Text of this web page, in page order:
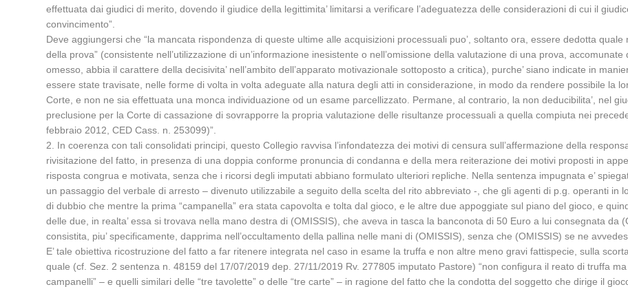
effettuata dai giudici di merito, dovendo il giudice della legittimita’ limitarsi a verificare l’adeguatezza delle considerazioni di cui il
convincimento”.
Deve aggiungersi che “la mancata rispondenza di queste ultime alle acquisizioni processuali puo’, soltanto ora, essere dedotta
della prova” (consistente nell’utilizzazione di un’informazione inesistente o nell’omissione della valutazione di una prova,
omesso, abbia il carattere della decisivita’ nell’ambito dell’apparato motivazionale sottoposto a critica), purche’ siano indicate in
essere state travisate, nelle forme di volta in volta adeguate alla natura degli atti in considerazione, in modo da rendere possibile la
Corte, e non ne sia effettuata una monca individuazione od un esame parcellizzato. Permane, al contrario, la non deducibilita’, nel
preclusione per la Corte di cassazione di sovrapporre la propria valutazione delle risultanze processuali a quella compiuta nei
febbraio 2012, CED Cass. n. 253099)”.
2. In coerenza con tali consolidati principi, questo Collegio ravvisa l’infondatezza dei motivi di censura sull’affermazione della
rivisitazione del fatto, in presenza di una doppia conforme pronuncia di condanna e della mera reiterazione dei motivi proposti in
risposta congrua e motivata, senza che i ricorsi degli imputati abbiano formulato ulteriori repliche. Nella sentenza impugnata e’
un passaggio del verbale di arresto – divenuto utilizzabile a seguito della scelta del rito abbreviato -, che gli agenti di p.g. operanti in
di dubbio che mentre la prima “campanella” era stata capovolta e tolta dal gioco, e le altre due appoggiate sul piano del gioco, e
delle due, in realta’ essa si trovava nella mano destra di (OMISSIS), che aveva in tasca la banconota di 50 Euro a lui consegnata da
consistita, piu’ specificamente, dapprima nell’occultamento della pallina nelle mani di (OMISSIS), senza che (OMISSIS) se ne
E’ tale obiettiva ricostruzione del fatto a far ritenere integrata nel caso in esame la truffa e non altre meno gravi fattispecie, sulla
quale (cf. Sez. 2 sentenza n. 48159 del 17/07/2019 dep. 27/11/2019 Rv. 277805 imputato Pastore) “non configura il reato di truffa
campanelli” – e quelli similari delle “tre tavolette” o delle “tre carte” – in ragione del fatto che la condotta del soggetto che dirige il